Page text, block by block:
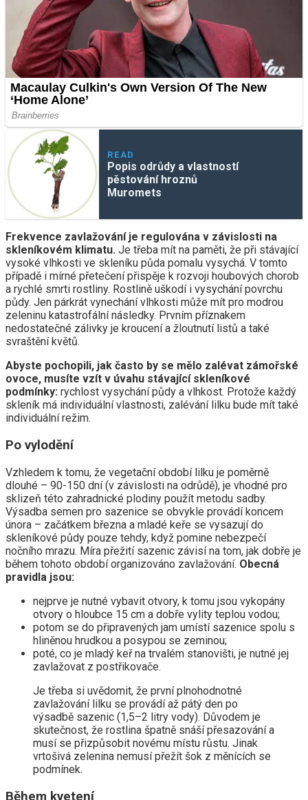
READ
Popis odrůdy a vlastností
pěstování hroznů
Muromets
Frekvence zavlažování je regulována v závislosti na
skleníkovém klimatu. Je třeba mít na paměti, že při stávající
vysoké vlhkosti ve skleníku půda pomalu vysychá. V tomto
případě i mírné přetečení přispěje k rozvoji houbových chorob
a rychlé smrti rostliny. Rostlině uškodí i vysychání povrchu
půdy. Jen párkrát vynechání vlhkosti může mít pro modrou
zeleninu katastrofální následky. Prvním příznakem
nedostatečné zálivky je kroucení a žloutnutí listů a také
svraštění květů.
Abyste pochopili, jak často by se mělo zalévat zámořské
ovoce, musíte vzít v úvahu stávající skleníkové
podmínky: rychlost vysychání půdy a vlhkost. Protože každý
skleník má individuální vlastnosti, zalévání lilku bude mít také
individuální režim.
Po vylodění
Vzhledem k tomu, že vegetační období lilku je poměrně
dlouhé – 90-150 dní (v závislosti na odrůdě), je vhodné pro
sklizeň této zahradnické plodiny použít metodu sadby.
Výsadba semen pro sazenice se obvykle provádí koncem
února – začátkem března a mladé keře se vysazují do
skleníkové půdy pouze tehdy, když pomine nebezpečí
nočního mrazu. Míra přežití sazenic závisí na tom, jak dobře je
během tohoto období organizováno zavlažování. Obecná
pravidla jsou:
nejprve je nutné vybavit otvory, k tomu jsou vykopány
otvory o hloubce 15 cm a dobře vylity teplou vodou;
potom se do připravených jam umístí sazenice spolu s
hliněnou hrudkou a posypou se zeminou;
poté, co je mladý keř na trvalém stanovišti, je nutné jej
zavlažovat z postřikovače.
Je třeba si uvědomit, že první plnohodnotné
zavlažování lilku se provádí až pátý den po
výsadbě sazenic (1,5–2 litry vody). Důvodem je
skutečnost, že rostlina špatně snáší přesazování a
musí se přizpůsobit novému místu růstu. Jinak
vrtošivá zelenina nemusí přežít šok z měnících se
podmínek.
Během kvetení